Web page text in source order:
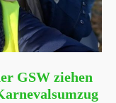
GSW ziehen